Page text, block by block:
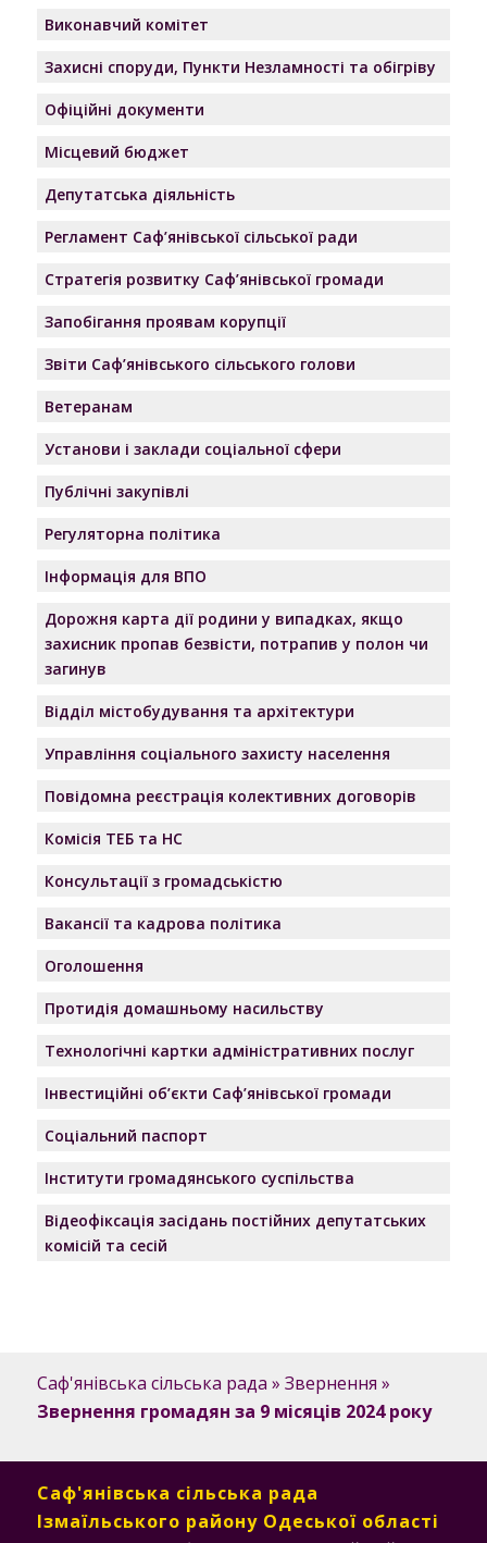
Виконавчий комітет
Захисні споруди, Пункти Незламності та обігріву
Офіційні документи
Місцевий бюджет
Депутатська діяльність
Регламент Саф’янівської сільської ради
Стратегія розвитку Саф’янівської громади
Запобігання проявам корупції
Звіти Саф’янівського сільського голови
Ветеранам
Установи і заклади соціальної сфери
Публічні закупівлі
Регуляторна політика
Інформація для ВПО
Дорожня карта дії родини у випадках, якщо
захисник пропав безвісти, потрапив у полон чи
загинув
Відділ містобудування та архітектури
Управління соціального захисту населення
Повідомна реєстрація колективних договорів
Комісія ТЕБ та НС
Консультації з громадськістю
Вакансії та кадрова політика
Оголошення
Протидія домашньому насильству
Технологічні картки адміністративних послуг
Інвестиційні об’єкти Саф’янівської громади
Соціальний паспорт
Інститути громадянського суспільства
Відеофіксація засідань постійних депутатських
комісій та сесій
Саф'янівська сільська рада » Звернення »
Звернення громадян за 9 місяців 2024 року
Саф'янівська сільська рада
Ізмаїльського району Одеської області